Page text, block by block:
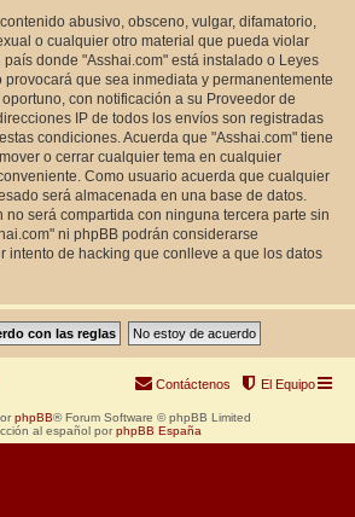
abusivo, obsceno, vulgar, difamatorio,
o cualquier otro material que pueda violar
donde "Asshai.com" está instalado o Leyes
provocará que sea inmediata y permanentemente
con notificación a su Proveedor de
IP de todos los envíos son registradas
condiciones. Acuerda que "Asshai.com" tiene
o cerrar cualquier tema en cualquier
Como usuario acuerda que cualquier
será almacenada en una base de datos.
no será compartida con ninguna tercera parte sin
ni phpBB podrán considerarse
intento de hacking que conlleve a que los datos
El Equipo
Contáctenos
phpBB® Forum Software © phpBB Limited
al español por phpBB España